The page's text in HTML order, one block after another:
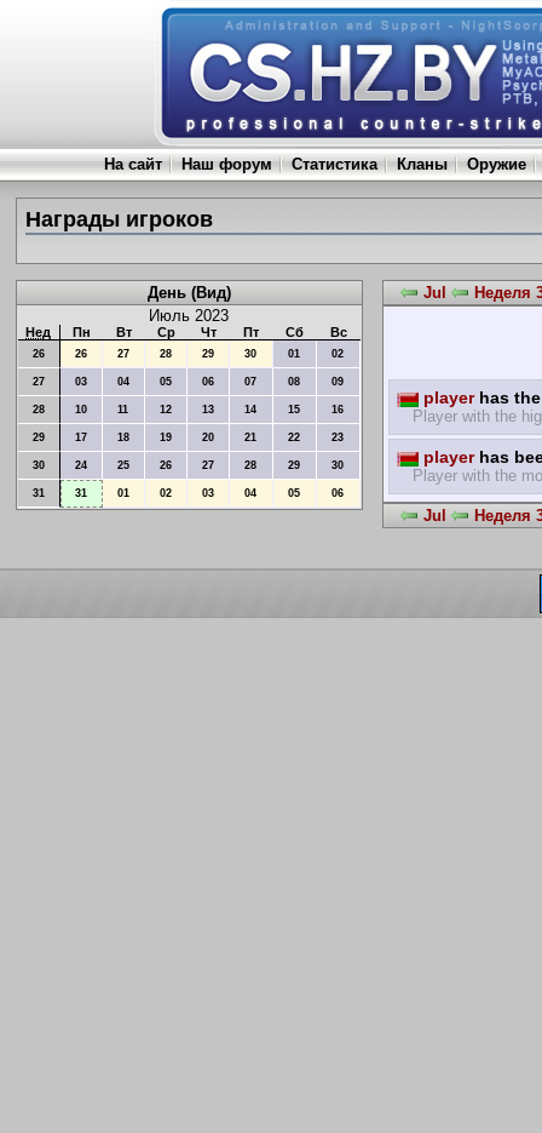
На сайт Наш форум Статистика Кланы Оружие
Награды игроков
День (Вид)
Июль 2023
Нед Пн Вт Ср Чт Пт Сб Вс
26 26 27 28 29 30 01 02
27 03 04 05 06 07 08 09
28 10 11 12 13 14 15 16
29 17 18 19 20 21 22 23
30 24 25 26 27 28 29 30
31 31 01 02 03 04 05 06
Jul Неделя
playerhas the
Player with the
playerhas
Player with the
Jul Неделя